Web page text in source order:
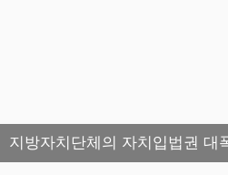
지방자치단체의 자치입법권 대